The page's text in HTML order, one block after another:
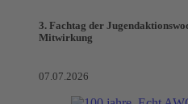
3. Fachtag der
Mitwirkung
07.07.2026